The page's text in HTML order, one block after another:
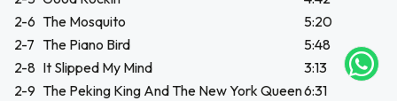
correo
2-6 The Mosquito
5:20
2-7 The Piano Bird
5:48
2-8 It Slipped My Mind
3:13
2-9 The Peking King And The New York Queen6:31